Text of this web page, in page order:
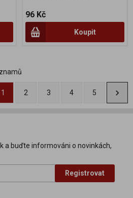
96 Kč
Koupit
1 2 3 4 5
a buďte informováni o novinkách,
Registrovat